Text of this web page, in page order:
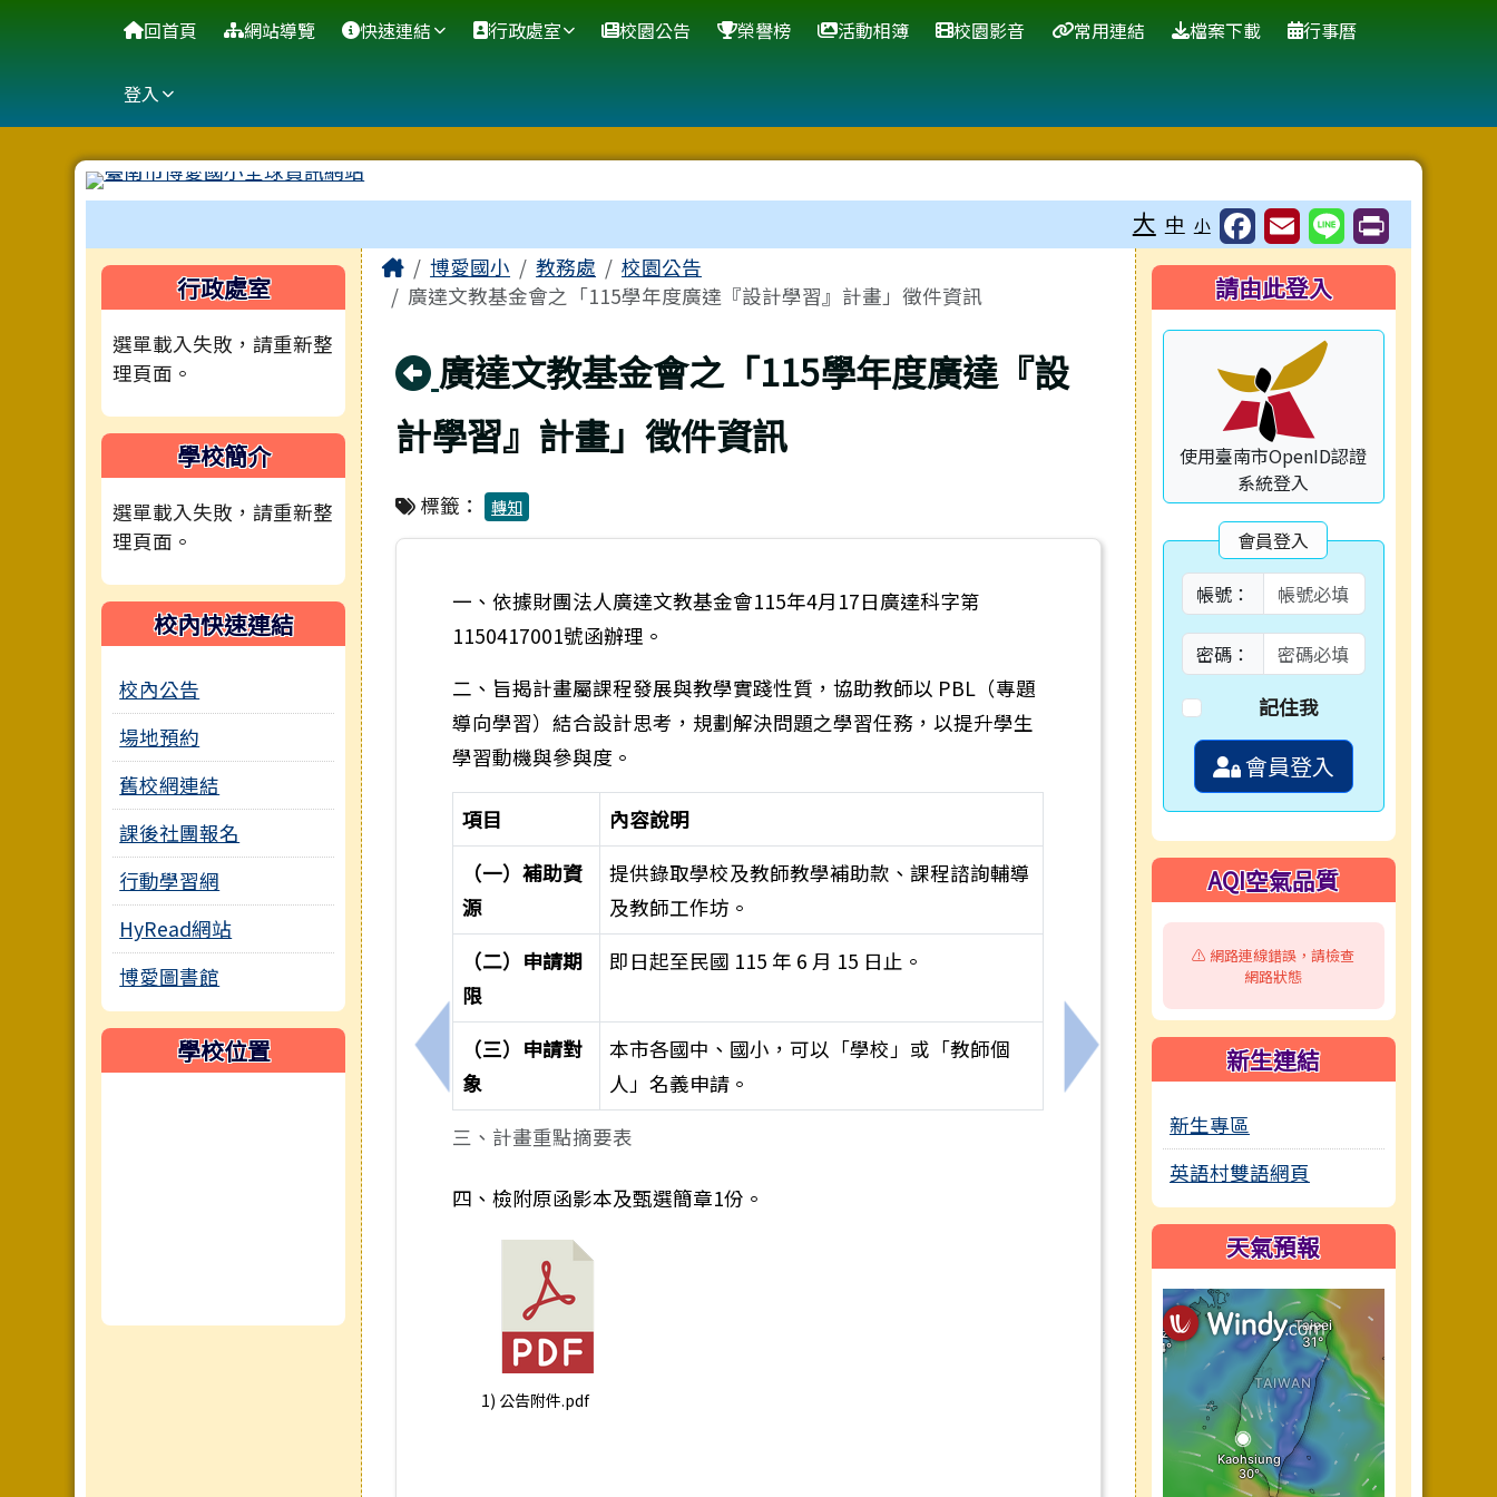
臺南市博愛國小全球資訊網站
導覽列 回首頁 網站導覽 快速連結 行政處室 校園公告 榮譽榜 活動相簿 校園影音 常用連結 檔案下載 行事曆
登入
大 中 小
左邊區域內容
行政處室
選單載入失敗，請重新整
理頁面。
學校簡介
選單載入失敗，請重新整
理頁面。
校內快速連結
校內公告
場地預約
舊校網連結
課後社團報名
行動學習網
HyRead網站
博愛圖書館
學校位置
主內容區域
Home博愛國小 教務處
校園公告
廣達文教基金會之「115學年度廣達『設計學習』計畫」徵件資訊
回上頁
廣達文教基金會之「115學年度廣達『設
計學習』計畫」徵件資訊
標籤： 轉知
上一筆：聯合報股份有限公司辦理「好讀周報書法比賽」活動資訊。
一、依據財團法人廣達文教基金會115年4月17日廣達科字第
1150417001號函辦理。
二、旨揭計畫屬課程發展與教學實踐性質，協助教師以 PBL（專題
導向學習）結合設計思考，規劃解決問題之學習任務，以提升學生
學習動機與參與度。
三、計畫重點摘要表
項目
內容說明
（一）補助資
源
提供錄取學校及教師教學補助款、課程諮詢輔導
及教師工作坊。
（二）申請期
限
即日起至民國 115 年 6 月 15 日止。
（三）申請對
象
本市各國中、國小，可以「學校」或「教師個
人」名義申請。
四、檢附原函影本及甄選簡章1份。
1) 公告附件.pdf
下一筆：國家表演藝術中心衛武營國家藝術文
右邊區域內容
請由此登入
使用臺南市OpenID認證
系統登入
會員登入
帳號：
密碼：
記住我
會員登入
AQI空氣品質
⚠️ 網路連線錯誤，請檢查
網路狀態
新生連結
新生專區
英語村雙語網頁
天氣預報
頁尾區域